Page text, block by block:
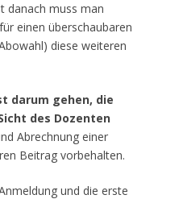
danach muss man
einen überschaubaren
diese weiteren
darum gehen, die
des Dozenten
Abrechnung einer
Beitrag vorbehalten.
und die erste